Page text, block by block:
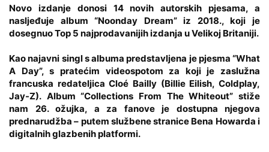
Novo izdanje donosi 14 novih autorskih pjesama, a
nasljeđuje album “Noonday Dream” iz 2018., koji je
dosegnuo Top 5 najprodavanijih izdanja u Velikoj Britaniji.
Kao najavni singl s albuma predstavljena je pjesma “What
A Day”, s pratećim videospotom za koji je zaslužna
francuska redateljica Cloé Bailly (Billie Eilish, Coldplay,
Jay-Z). Album “Collections From The Whiteout” stiže
nam 26. ožujka, a za fanove je dostupna njegova
prednarudžba – putem službene stranice Bena Howarda i
digitalnih glazbenih platformi.